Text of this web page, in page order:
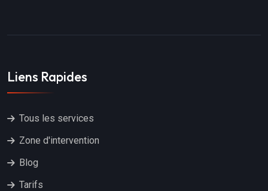
Liens Rapides
Tous les services
Zone d'intervention
Blog
Tarifs